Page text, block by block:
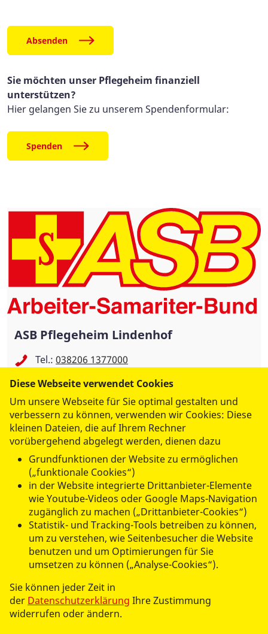
Absenden
Sie möchten unser Pflegeheim finanziell
unterstützen?
Hier gelangen Sie zu unserem Spendenformular:
Spenden
ASB Pflegeheim Lindenhof
Tel.: 038206 1377000
lindenhof@asb-mv.de
Anschrift
Fritz-Reuter-Straße 11
18181 Graal-Müritz
ASB PFLEGEHEIM "LINDENHOF"
WIR ÜBER UNS
Diese Webseite verwendet Cookies
Um unsere Webseite für Sie optimal gestalten und
verbessern zu können, verwenden wir Cookies: Diese
kleinen Dateien, die auf Ihrem Rechner
vorübergehend abgelegt werden, dienen dazu
Grundfunktionen der Website zu ermöglichen
(„funktionale Cookies“)
in der Website integrierte Drittanbieter-Elemente
wie Youtube-Videos oder Google Maps-Navigation
zugänglich zu machen („Drittanbieter-Cookies“)
Statistik- und Tracking-Tools betreiben zu können,
um zu verstehen, wie Seitenbesucher die Website
benutzen und um Optimierungen für Sie
umsetzen zu können („Analyse-Cookies“).
Sie können jeder Zeit in
der Datenschutzerklärung Ihre Zustimmung
widerrufen oder ändern.